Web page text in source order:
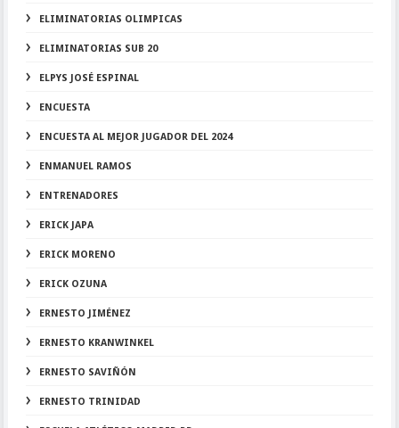
ELIMINATORIAS OLIMPICAS
ELIMINATORIAS SUB 20
ELPYS JOSÉ ESPINAL
ENCUESTA
ENCUESTA AL MEJOR JUGADOR DEL 2024
ENMANUEL RAMOS
ENTRENADORES
ERICK JAPA
ERICK MORENO
ERICK OZUNA
ERNESTO JIMÉNEZ
ERNESTO KRANWINKEL
ERNESTO SAVIÑÓN
ERNESTO TRINIDAD